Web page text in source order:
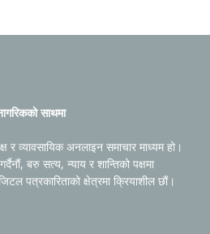
साथमा
र व्यावसायिक अनलाइन समाचार माध्यम हो।
बरु सत्य, न्याय र शान्तिको पक्षमा
पत्रकारिताको क्षेत्रमा क्रियाशील छौं।